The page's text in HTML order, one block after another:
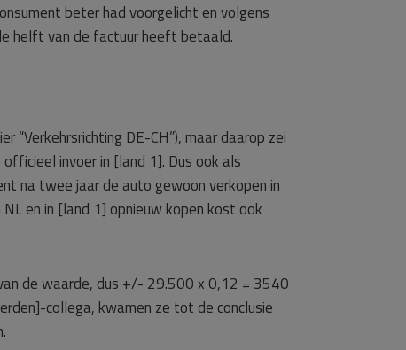
beter had voorgelicht en volgens
helft van de factuur heeft betaald.
DE-CH”), maar daarop zei
invoer in [land 1]. Dus ook als
na twee jaar de auto gewoon verkopen in
en in [land 1] opnieuw kopen kost ook
de waarde, dus +/- 29.500 x 0,12 = 3540
collega, kwamen ze tot de conclusie